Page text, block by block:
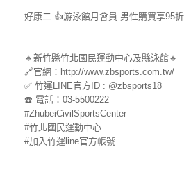
好康二 👍游泳館月會員 男性購買享95折
🔹新竹縣竹北國民運動中心及縣泳館🔹
🔗官網：http://www.zbsports.com.tw/
✅ 竹運LINE官方ID : @zbsports18
☎️ 電話：03-5500222
#ZhubeiCivilSportsCenter
#竹北國民運動中心
#加入竹運line官方帳號